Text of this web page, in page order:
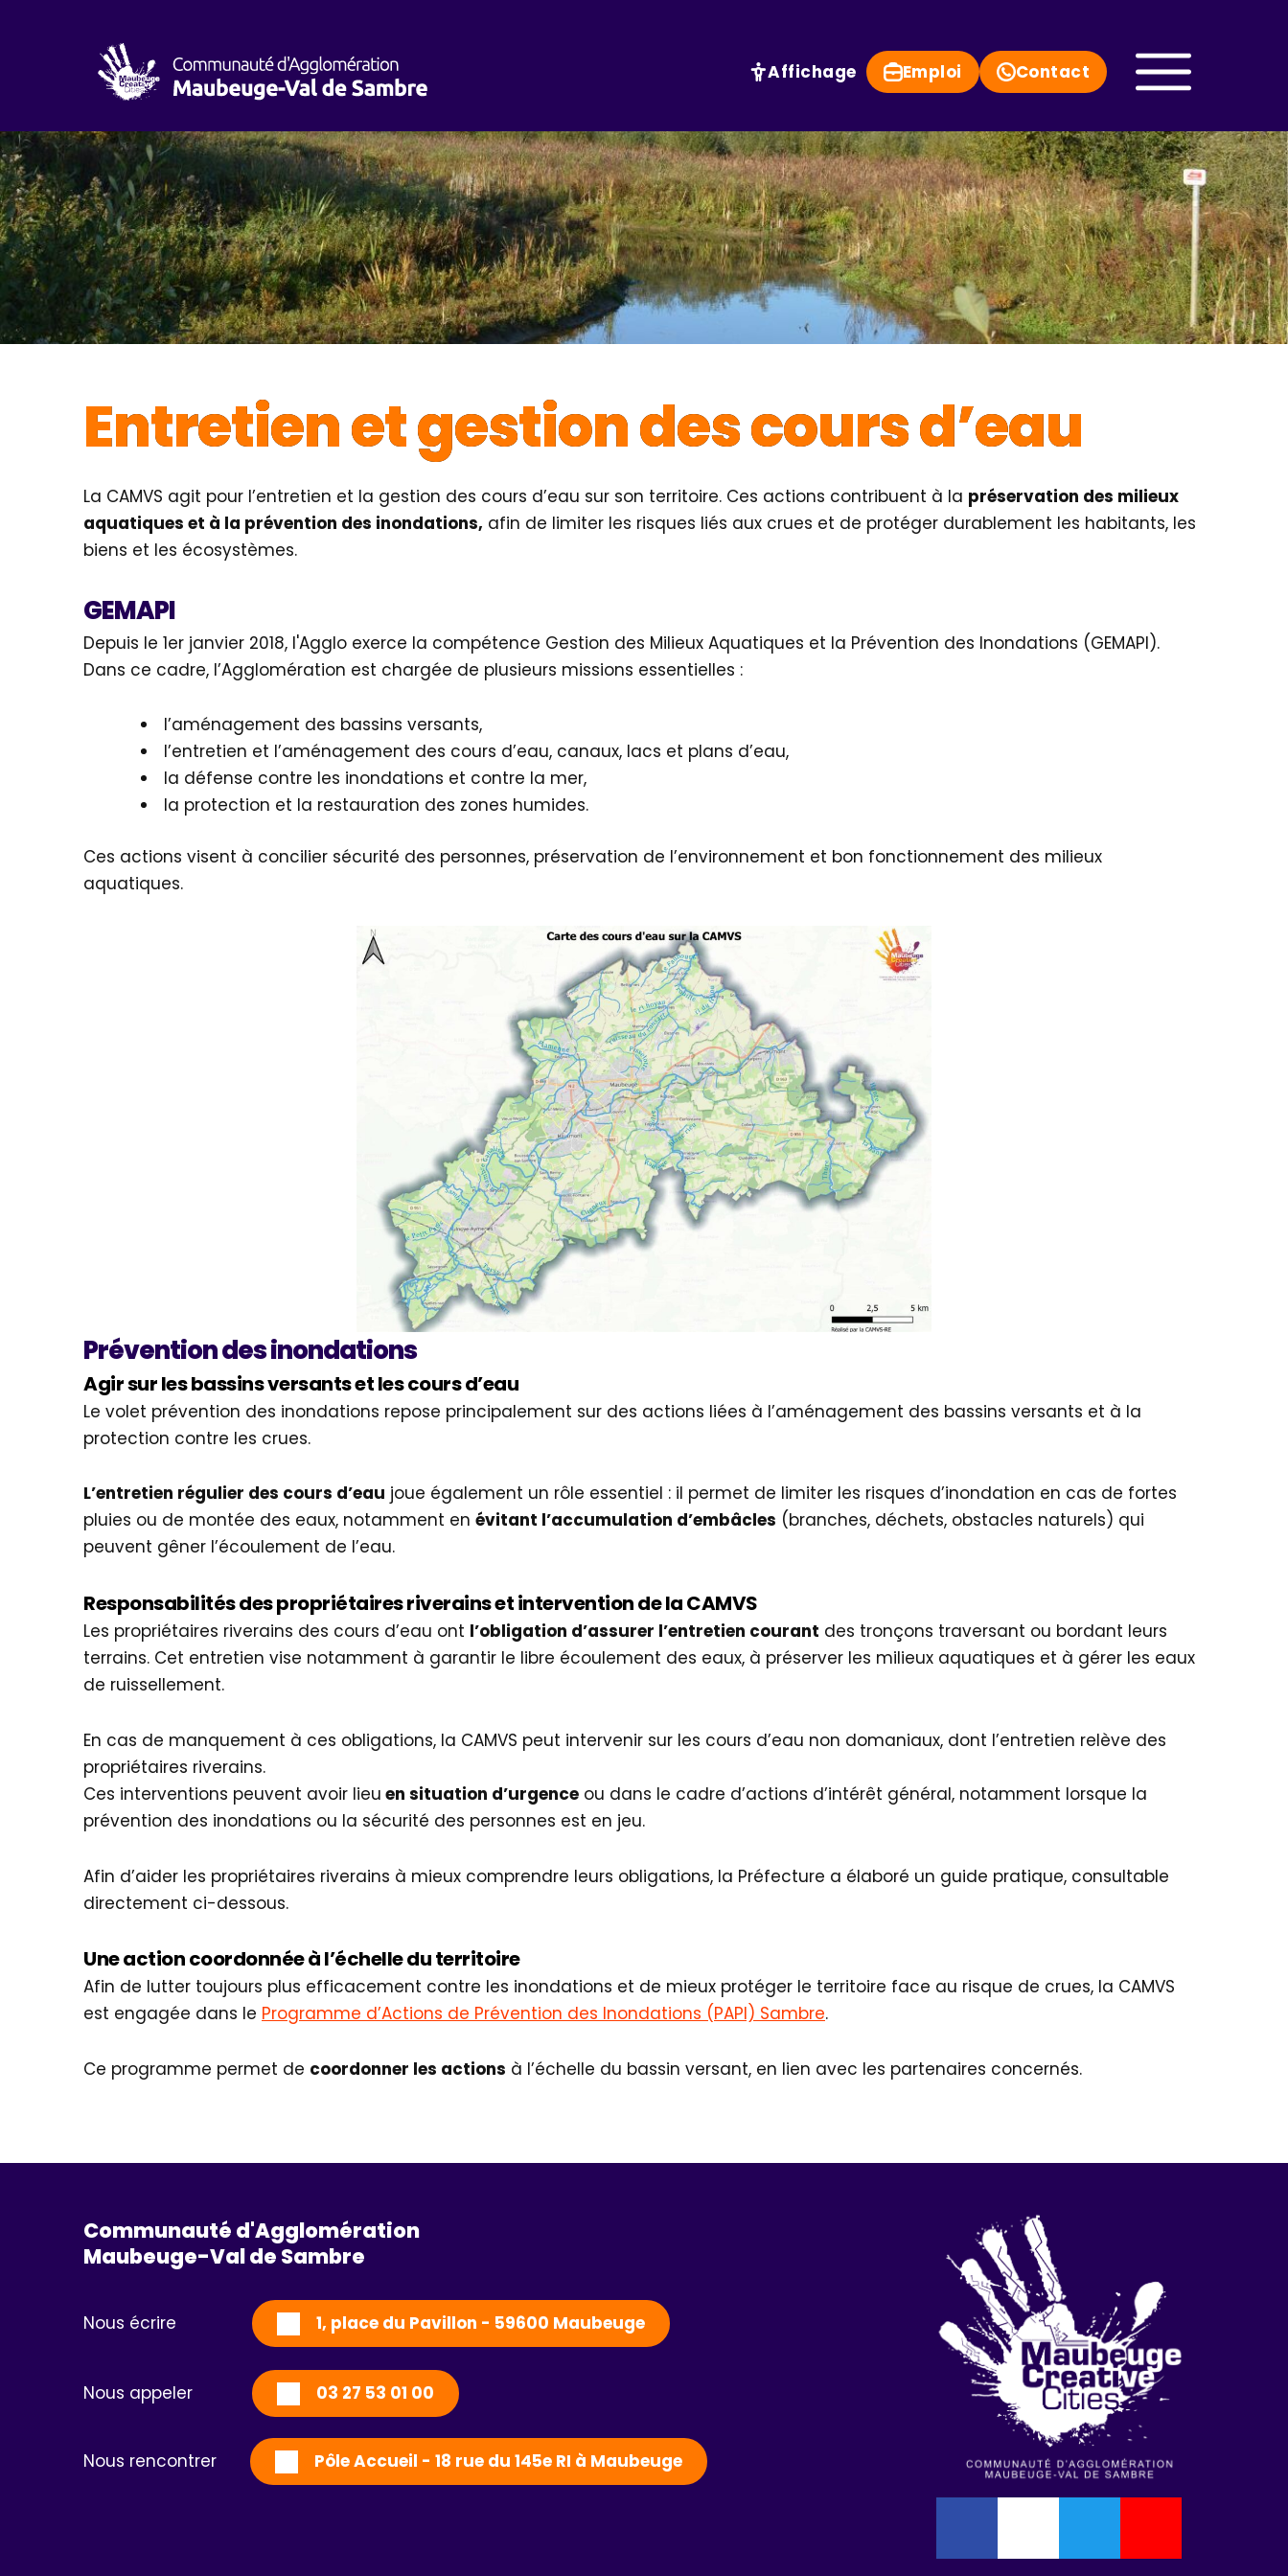
Affichage Emploi Contact
Entretien et gestion des cours d’eau
La CAMVS agit pour l’entretien et la gestion des cours d’eau sur son territoire. Ces actions contribuent à la préservation des milieux
aquatiques et à la prévention des inondations, afin de limiter les risques liés aux crues et de protéger durablement les habitants, les
biens et les écosystèmes.
GEMAPI
Depuis le 1er janvier 2018, l'Agglo exerce la compétence Gestion des Milieux Aquatiques et la Prévention des Inondations (GEMAPI).
Dans ce cadre, l’Agglomération est chargée de plusieurs missions essentielles :
l’aménagement des bassins versants,
l’entretien et l’aménagement des cours d’eau, canaux, lacs et plans d’eau,
la défense contre les inondations et contre la mer,
la protection et la restauration des zones humides.
Ces actions visent à concilier sécurité des personnes, préservation de l’environnement et bon fonctionnement des milieux
aquatiques.
Prévention des inondations
Agir sur les bassins versants et les cours d’eau
Le volet prévention des inondations repose principalement sur des actions liées à l’aménagement des bassins versants et à la
protection contre les crues.
L’entretien régulier des cours d’eau joue également un rôle essentiel : il permet de limiter les risques d’inondation en cas de fortes
pluies ou de montée des eaux, notamment en évitant l’accumulation d’embâcles (branches, déchets, obstacles naturels) qui
peuvent gêner l’écoulement de l’eau.
Responsabilités des propriétaires riverains et intervention de la CAMVS
Les propriétaires riverains des cours d’eau ont l’obligation d’assurer l’entretien courant des tronçons traversant ou bordant leurs
terrains. Cet entretien vise notamment à garantir le libre écoulement des eaux, à préserver les milieux aquatiques et à gérer les eaux
de ruissellement.
En cas de manquement à ces obligations, la CAMVS peut intervenir sur les cours d’eau non domaniaux, dont l’entretien relève des
propriétaires riverains.
Ces interventions peuvent avoir lieu en situation d’urgence ou dans le cadre d’actions d’intérêt général, notamment lorsque la
prévention des inondations ou la sécurité des personnes est en jeu.
Afin d’aider les propriétaires riverains à mieux comprendre leurs obligations, la Préfecture a élaboré un guide pratique, consultable
directement ci-dessous.
Une action coordonnée à l’échelle du territoire
Afin de lutter toujours plus efficacement contre les inondations et de mieux protéger le territoire face au risque de crues, la CAMVS
est engagée dans le Programme d’Actions de Prévention des Inondations (PAPI) Sambre.
Ce programme permet de coordonner les actions à l’échelle du bassin versant, en lien avec les partenaires concernés.
Communauté d'Agglomération
Maubeuge-Val de Sambre
Nous écrire 1, place du Pavillon - 59600 Maubeuge
Nous appeler 03 27 53 01 00
Nous rencontrer Pôle Accueil - 18 rue du 145e RI à Maubeuge